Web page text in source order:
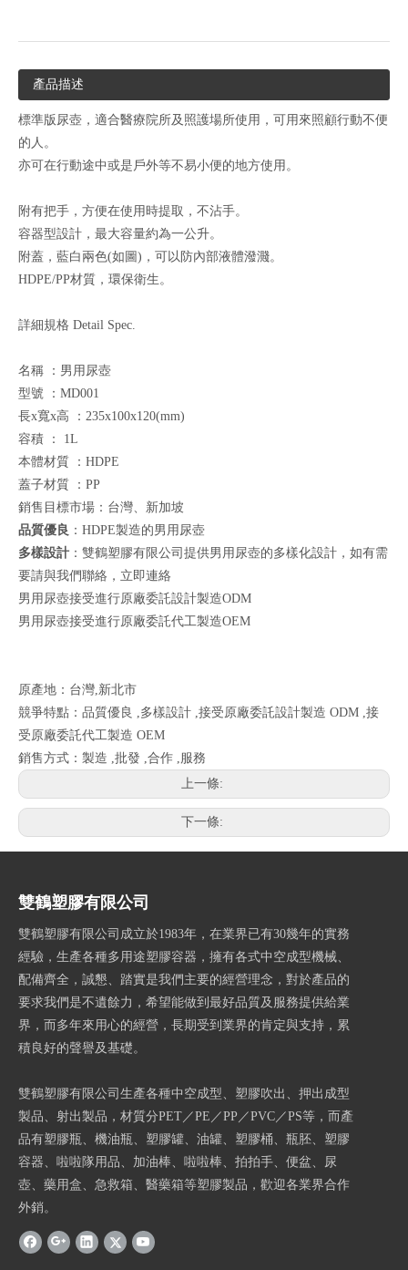
產品描述
標準版尿壺，適合醫療院所及照護場所使用，可用來照顧行動不便
的人。
亦可在行動途中或是戶外等不易小便的地方使用。
附有把手，方便在使用時提取，不沾手。
容器型設計，最大容量約為一公升。
附蓋，藍白兩色(如圖)，可以防內部液體潑濺。
HDPE/PP材質，環保衛生。
詳細規格 Detail Spec.
名稱 ：男用尿壺
型號 ：MD001
長x寬x高 ：235x100x120(mm)
容積 ： 1L
本體材質 ：HDPE
蓋子材質 ：PP
銷售目標市場：台灣、新加坡
品質優良 ：HDPE製造的男用尿壺
多樣設計 ：雙鶴塑膠有限公司提供男用尿壺的多樣化設計，如有需
要請與我們聯絡， 立即連絡
男用尿壺接受進行原廠委託設計製造ODM
男用尿壺接受進行原廠委託代工製造OEM
原產地：台灣,新北市
競爭特點：品質優良 ,多樣設計 ,接受原廠委託設計製造 ODM ,接
受原廠委託代工製造 OEM
銷售方式：製造 ,批發 ,合作 ,服務
上一條:
下一條:
雙鶴塑膠有限公司
雙鶴塑膠有限公司成立於1983年，在業界已有30幾年的實務
經驗，生產各種多用途塑膠容器，擁有各式中空成型機械、
配備齊全，誠懇、踏實是我們主要的經營理念，對於產品的
要求我們是不遺餘力，希望能做到最好品質及服務提供給業
界，而多年來用心的經營，長期受到業界的肯定與支持，累
積良好的聲譽及基礎。
雙鶴塑膠有限公司生產各種中空成型、塑膠吹出、押出成型
製品、射出製品，材質分PET／PE／PP／PVC／PS等，而產
品有塑膠瓶、機油瓶、塑膠罐、油罐、塑膠桶、瓶胚、塑膠
容器、啦啦隊用品、加油棒、啦啦棒、拍拍手、便盆、尿
壺、藥用盒、急救箱、醫藥箱等塑膠製品，歡迎各業界合作
外銷。